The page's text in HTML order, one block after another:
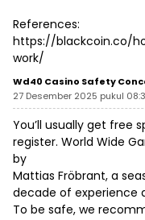
References:
https://blackcoin.co/
work/
Wd40 Casino Safety
27 Desember 2025 pukul
You’ll usually get free
register. World Wide
by
Mattias Fröbrant, a
decade of experience
To be safe, we